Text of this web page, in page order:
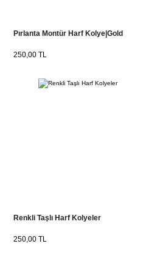
Pırlanta Montür Harf Kolye|Gold
250,00 TL
Renkli Taşlı Harf Kolyeler
250,00 TL